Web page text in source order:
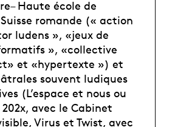
Haute école de
romande (« action
ludens », «jeux de
», «collective
et «hypertexte ») et
souvent ludiques
(L’espace et nous ou
202x, avec le Cabinet
Virus et Twist, avec